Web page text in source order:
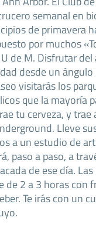
semanal en
de primavera
por muchos
de M. Disfrutar
desde un
visitarás los
que la mayoría
tu cerveza, y trae
Lleve
a un estudio de
paso a paso, a
de ese día.
de 2 a 3 horas con
Te irás con un